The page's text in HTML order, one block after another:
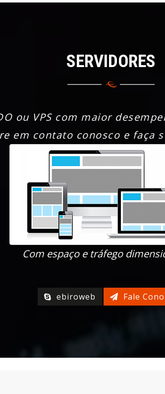
SERVIDORES
ou VPS com maior
em contato conosco e faça
Com espaço e tráfego
ebiroweb Fale